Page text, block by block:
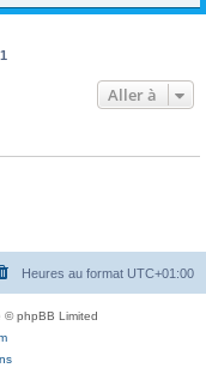
1
Aller à
Heures au format UTC+01:00
© phpBB Limited